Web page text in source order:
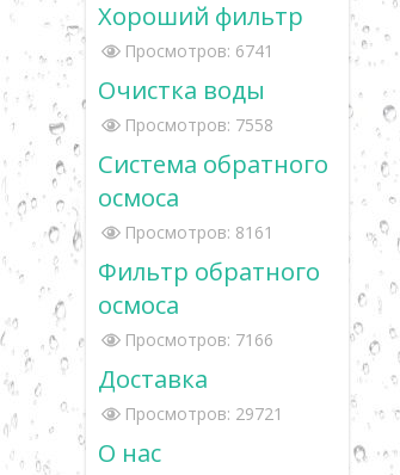
Хороший фильтр
Просмотров: 6741
Очистка воды
Просмотров: 7558
Система обратного
осмоса
Просмотров: 8161
Фильтр обратного
осмоса
Просмотров: 7166
Доставка
Просмотров: 29721
О нас